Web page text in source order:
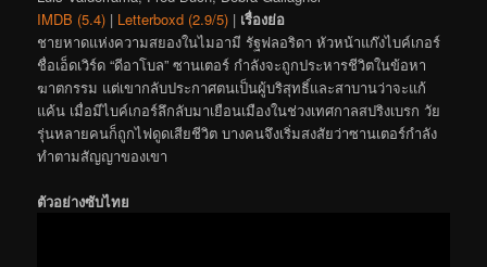
IMDB (5.4) | Letterboxd (2.9/5) | เรื่องย่อ
ชายหาดแห่งความสยองในไมอามี รัฐฟลอริดา หัวหน้าแก๊งไบค์เกอร์
ชื่อเอ็ดเวิร์ด “ดีอาโบล” ซานเตอร์ กำลังจะถูกประหารชีวิตในข้อหา
ฆาตกรรม แต่เขากลับประกาศตนเป็นผู้บริสุทธิ์และสาบานว่าจะแก้
แค้น เมื่อมีไบค์เกอร์ลึกลับมาเยือนเมืองในช่วงเทศกาลสปริงเบรก วัย
รุ่นหลายคนก็ถูกไฟดูดเสียชีวิต บางคนจึงเริ่มสงสัยว่าซานเตอร์กำลัง
ทำตามสัญญาของเขา
ตัวอย่างซับไทย